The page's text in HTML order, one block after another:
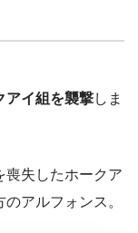
アイ組を襲撃しま
喪失したホークア
アルフォンス。